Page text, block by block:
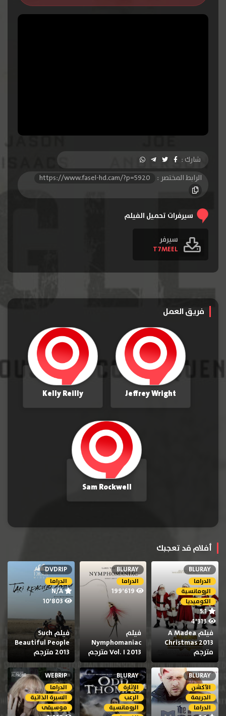
شارك :
الرابط المختصر :
https://www.fasel-hd.cam/?p=5920
سيرفرات تحميل الفيلم
سيرفر
T7MEEL
فريق العمل
Jeffrey Wright
Kelly Reilly
Sam Rockwell
أفلام قد تعجبك
BLURAY
الدراما
الرومانسية
الكوميديا
5.1
4٬313
فيلم A Madea
Christmas 2013
مترجم
BLURAY
الدراما
199٬619
فيلم
Nymphomaniac
Vol. I 2013 مترجم
DVDRIP
الدراما
N/A
فيلم Such
Beautiful People
2013 مترجم
BLURAY
الأكشن
الجريمة
الدراما
BLURAY
الإثارة
الرعب
الرومانسية
WEBRIP
الدراما
السيرة الذاتية
موسيقى